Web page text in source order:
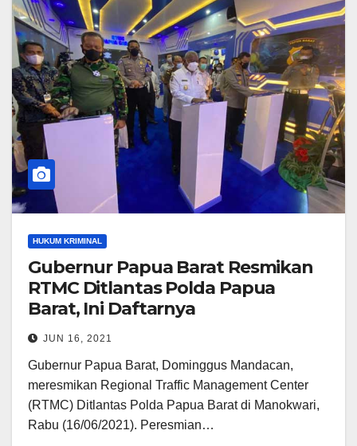
HUKUM KRIMINAL
Gubernur Papua Barat Resmikan
RTMC Ditlantas Polda Papua
Barat, Ini Daftarnya
JUN 16, 2021
Gubernur Papua Barat, Dominggus Mandacan,
meresmikan Regional Traffic Management Center
(RTMC) Ditlantas Polda Papua Barat di Manokwari,
Rabu (16/06/2021). Peresmian…